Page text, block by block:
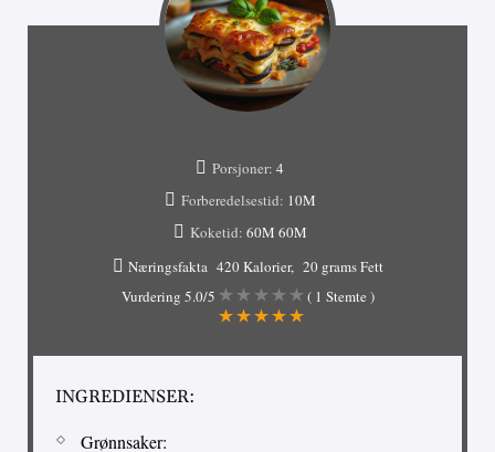
Porsjoner: 4
Forberedelsestid: 10M
Koketid: 60M 60M
Næringsfakta 420 Kalorier
20 grams Fett
Vurdering 5.0/5 ( 1 Stemte )
INGREDIENSER:
Grønnsaker: